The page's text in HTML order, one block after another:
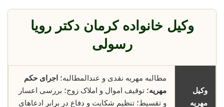
وکیل خانواده کرمان دکتر رویا
رسولی
وکیل
مهریه
مطالبه مهریه نقدی و عندالمطالبه؛ اجرای حکم
مهریه؛ توقیف اموال و املاک زوج؛ بررسی اعسار
و تقسیط؛ تنظیم شکایت و دفاع در برابر ادعاهای